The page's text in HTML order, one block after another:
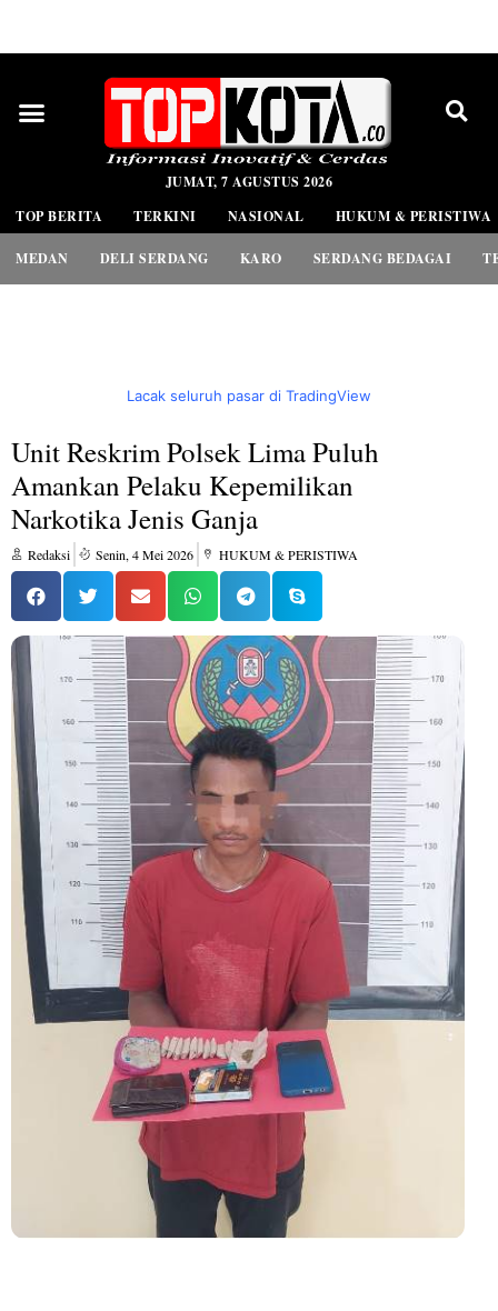
JUMAT, 7 AGUSTUS 2026
TOP BERITA
TERKINI NASIONAL HUKUM & PERISTIWA
MEDAN DELI SERDANG KARO SERDANG BEDAGAI
Lacak seluruh pasar di TradingView
Unit Reskrim Polsek Lima Puluh
Amankan Pelaku Kepemilikan
Narkotika Jenis Ganja
Redaksi Senin, 4 Mei 2026 HUKUM & PERISTIWA